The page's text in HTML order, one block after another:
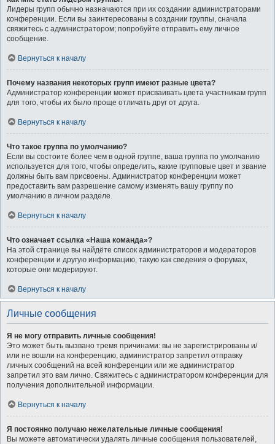
Лидеры групп обычно назначаются при их создании администраторами
конференции. Если вы заинтересованы в создании группы, сначала
свяжитесь с администратором; попробуйте отправить ему личное
сообщение.
Вернуться к началу
Почему названия некоторых групп имеют разные цвета?
Администратор конференции может присваивать цвета участникам групп
для того, чтобы их было проще отличать друг от друга.
Вернуться к началу
Что такое группа по умолчанию?
Если вы состоите более чем в одной группе, ваша группа по умолчанию
используется для того, чтобы определить, какие групповые цвет и звание
должны быть вам присвоены. Администратор конференции может
предоставить вам разрешение самому изменять вашу группу по
умолчанию в личном разделе.
Вернуться к началу
Что означает ссылка «Наша команда»?
На этой странице вы найдёте список администраторов и модераторов
конференции и другую информацию, такую как сведения о форумах,
которые они модерируют.
Вернуться к началу
Личные сообщения
Я не могу отправить личные сообщения!
Это может быть вызвано тремя причинами: вы не зарегистрированы и/
или не вошли на конференцию, администратор запретил отправку
личных сообщений на всей конференции или же администратор
запретил это вам лично. Свяжитесь с администратором конференции для
получения дополнительной информации.
Вернуться к началу
Я постоянно получаю нежелательные личные сообщения!
Вы можете автоматически удалять личные сообщения пользователей,